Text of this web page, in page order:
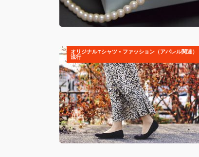
オリジナルTシャツ • ファッション（アパレル関連）
流行